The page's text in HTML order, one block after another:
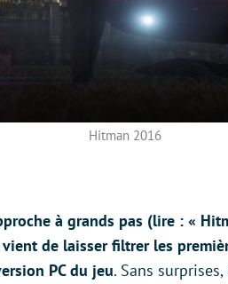
Hitman 2016
à grands pas (lire : «
de laisser filtrer les
PC du jeu. Sans surprises,